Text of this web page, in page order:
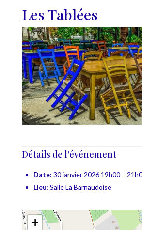
Les Tablées
Détails de l'événement
Date: 30 janvier 2026 19h00–
Lieu: Salle La Barnaudoise
+